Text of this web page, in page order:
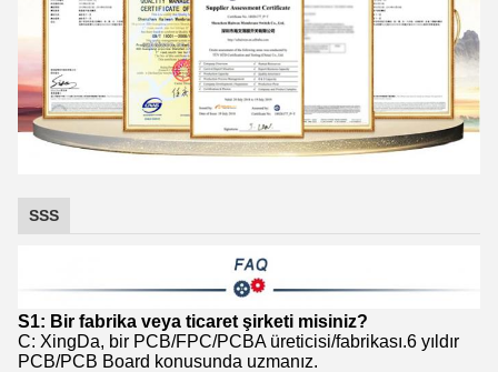
SSS
S1: Bir fabrika veya ticaret şirketi misiniz?
C: XingDa, bir PCB/FPC/PCBA üreticisi/fabrikası.6 yıldır
PCB/PCB Board konusunda uzmanız.